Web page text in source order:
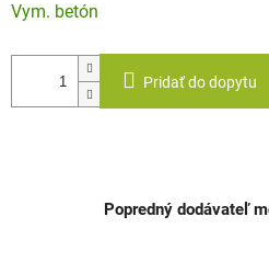
Vym. betón
Pridať do dopytu
Popredný dodávateľ